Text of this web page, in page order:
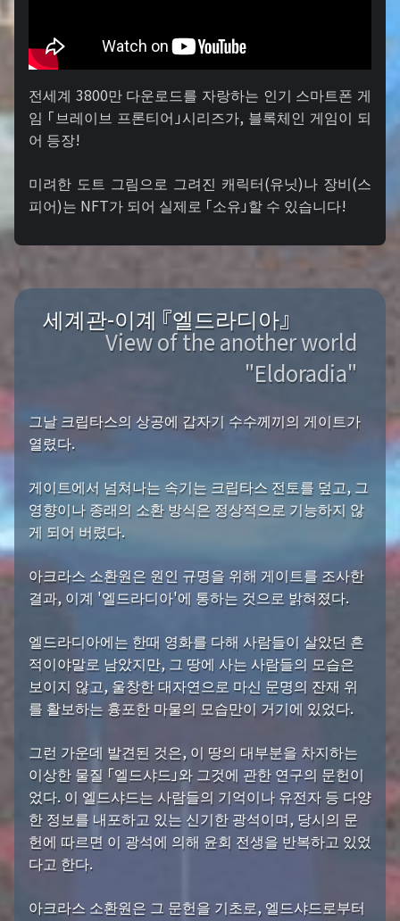
전세계 3800만 다운로드를 자랑하는 인기 스마트폰 게
임 「브레이브 프론티어」시리즈가, 블록체인 게임이 되
어 등장!
미려한 도트 그림으로 그려진 캐릭터(유닛)나 장비(스
피어)는 NFT가 되어 실제로 「소유」할 수 있습니다!
세계관-이계 『엘드라디아』
View of the another world
"Eldoradia"
그날 크립타스의 상공에 갑자기 수수께끼의 게이트가
열렸다.
게이트에서 넘쳐나는 속기는 크립타스 전토를 덮고, 그
영향이나 종래의 소환 방식은 정상적으로 기능하지 않
게 되어 버렸다.
아크라스 소환원은 원인 규명을 위해 게이트를 조사한
결과, 이계 '엘드라디아'에 통하는 것으로 밝혀졌다.
엘드라디아에는 한때 영화를 다해 사람들이 살았던 흔
적이야말로 남았지만, 그 땅에 사는 사람들의 모습은
보이지 않고, 울창한 대자연으로 마신 문명의 잔재 위
를 활보하는 흉포한 마물의 모습만이 거기에 있었다.
그런 가운데 발견된 것은, 이 땅의 대부분을 차지하는
이상한 물질 「엘드샤드」와 그것에 관한 연구의 문헌이
었다. 이 엘드샤드는 사람들의 기억이나 유전자 등 다양
한 정보를 내포하고 있는 신기한 광석이며, 당시의 문
헌에 따르면 이 광석에 의해 윤회 전생을 반복하고 있었
다고 한다.
아크라스 소환원은 그 문헌을 기초로, 엘드샤드로부터